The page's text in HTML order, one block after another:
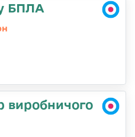
БПЛА
виробничого